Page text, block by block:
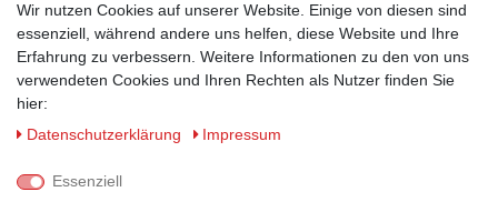
ZAHLUNGSMÖGLICHKEITEN
Wir nutzen Cookies auf unserer Website. Einige von diesen sind
essenziell, während andere uns helfen, diese Website und Ihre
Erfahrung zu verbessern. Weitere Informationen zu den von uns
verwendeten Cookies und Ihren Rechten als Nutzer finden Sie
hier:
Daten­schutz­erklärung
Impressum
Essenziell